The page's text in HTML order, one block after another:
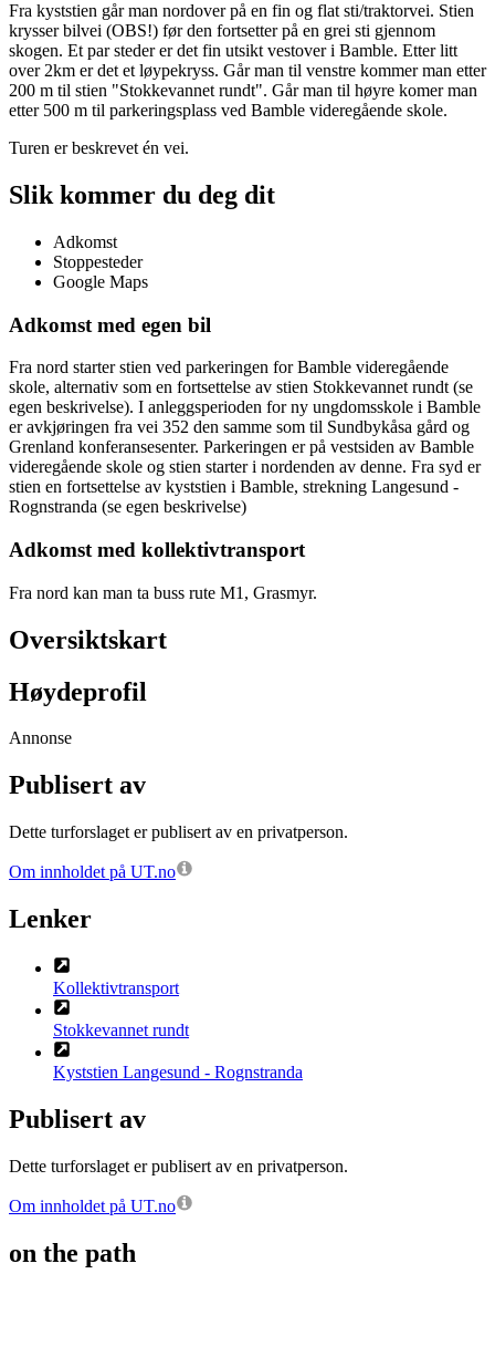
Fra kyststien går man nordover på en fin og flat sti/traktorvei. Stien
krysser bilvei (OBS!) før den fortsetter på en grei sti gjennom
skogen. Et par steder er det fin utsikt vestover i Bamble. Etter litt
over 2km er det et løypekryss. Går man til venstre kommer man etter
200 m til stien "Stokkevannet rundt". Går man til høyre komer man
etter 500 m til parkeringsplass ved Bamble videregående skole.
Turen er beskrevet én vei.
Slik kommer du deg dit
Adkomst
Stoppesteder
Google Maps
Adkomst med egen bil
Fra nord starter stien ved parkeringen for Bamble videregående
skole, alternativ som en fortsettelse av stien Stokkevannet rundt (se
egen beskrivelse). I anleggsperioden for ny ungdomsskole i Bamble
er avkjøringen fra vei 352 den samme som til Sundbykåsa gård og
Grenland konferansesenter. Parkeringen er på vestsiden av Bamble
videregående skole og stien starter i nordenden av denne. Fra syd er
stien en fortsettelse av kyststien i Bamble, strekning Langesund -
Rognstranda (se egen beskrivelse)
Adkomst med kollektivtransport
Fra nord kan man ta buss rute M1, Grasmyr.
Oversiktskart
Høydeprofil
Annonse
Publisert av
Dette turforslaget er publisert av en privatperson.
Om innholdet på UT.no
Lenker
Kollektivtransport
Stokkevannet rundt
Kyststien Langesund - Rognstranda
Publisert av
Dette turforslaget er publisert av en privatperson.
Om innholdet på UT.no
on the path